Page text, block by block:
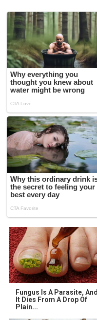
Fungus Is A Parasite, And
It Dies From A Drop Of
Plain...